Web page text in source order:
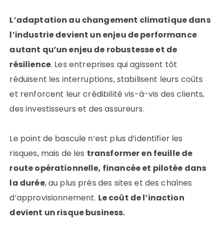
L’adaptation au changement climatique dans
l’industrie devient un enjeu de performance
autant qu’un enjeu de robustesse et de
résilience. Les entreprises qui agissent tôt
réduisent les interruptions, stabilisent leurs coûts
et renforcent leur crédibilité vis-à-vis des clients,
des investisseurs et des assureurs.
Le point de bascule n’est plus d’identifier les
risques, mais de les transformer en feuille de
route opérationnelle, financée et pilotée dans
la durée, au plus près des sites et des chaînes
d’approvisionnement. Le coût de l’inaction
devient un risque business.